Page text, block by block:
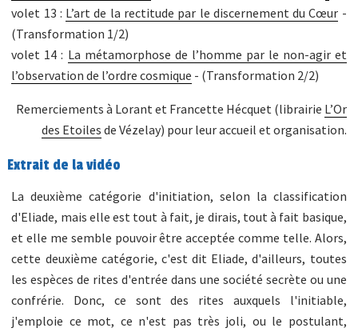
volet 13 : L’art de la rectitude par le discernement du Cœur -
(Transformation 1/2)
volet 14 : La métamorphose de l’homme par le non-agir et
l’observation de l’ordre cosmique - (Transformation 2/2)
Remerciements à Lorant et Francette Hécquet (librairie L’Or
des Etoiles de Vézelay) pour leur accueil et organisation.
Extrait de la vidéo
La deuxième catégorie d'initiation, selon la classification
d'Eliade, mais elle est tout à fait, je dirais, tout à fait basique,
et elle me semble pouvoir être acceptée comme telle. Alors,
cette deuxième catégorie, c'est dit Eliade, d'ailleurs, toutes
les espèces de rites d'entrée dans une société secrète ou une
confrérie. Donc, ce sont des rites auxquels l'initiable,
j'emploie ce mot, ce n'est pas très joli, ou le postulant,